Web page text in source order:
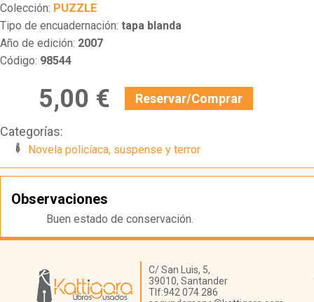
Colección: PUZZLE
Tipo de encuadernación: tapa blanda
Año de edición: 2007
Código: 98544
5,00 € Reservar/Comprar
Categorías:
Novela policíaca, suspense y terror
Observaciones
Buen estado de conservación.
Librería Kattigara
C/ San Luis, 5,
39010, Santander
Tlf:942 074 286